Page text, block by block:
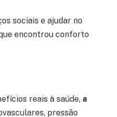
sociais e ajudar no
encontrou conforto
reais à saúde, a
pressão